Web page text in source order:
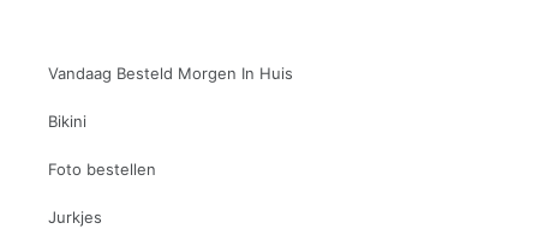
Vandaag Besteld Morgen In Huis
Bikini
Foto bestellen
Jurkjes